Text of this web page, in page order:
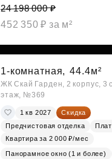
24 198 000 ₽
452 350 ₽ за м²
1-комнатная, 44.4м²
ЖК Скай Гарден, 2 корпус, 3
этаж, №369
1 кв 2027
Скидка
Предчистовая отделка
Квартира за 2 000 ₽/мес
Панорамное окно (1 и более)